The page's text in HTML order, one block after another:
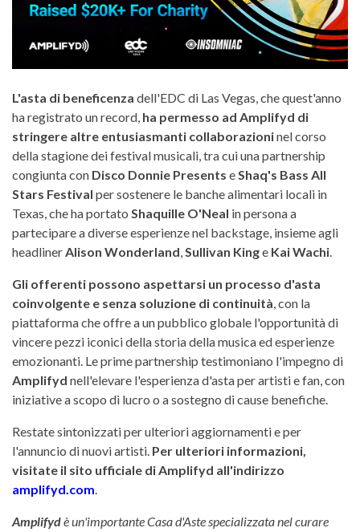
L'asta di beneficenza dell'EDC di Las Vegas, che quest'anno
ha registrato un record, ha permesso ad Amplifyd di
stringere altre entusiasmanti collaborazioninel corso
della stagione dei festival musicali, tra cui una partnership
congiunta con Disco Donnie Presents eShaq's Bass All
Stars Festival per sostenere le banche alimentari locali in
Texas, che ha portato Shaquille O'Neal in persona a
partecipare a diverse esperienze nel backstage, insieme agli
headlinerAlison Wonderland,Sullivan Kinge Kai Wachi.
Gli offerenti possono aspettarsi un processo d'asta
coinvolgente e senza soluzione di continuità, con la
piattaforma che offre a un pubblico globale l'opportunità di
vincere pezzi iconici della storia della musica ed esperienze
emozionanti. Le prime partnership testimoniano l'impegno di
Amplifyd nell'elevare l'esperienza d'asta per artisti e fan, con
iniziative a scopo di lucro o a sostegno di cause benefiche.
Restate sintonizzati per ulteriori aggiornamenti e per
l'annuncio di nuovi artisti. Per ulteriori informazioni,
visitate il sito ufficiale di Amplifyd all'indirizzo
amplifyd.com.
Amplifydè un'importante Casa d'Aste specializzata nel curare